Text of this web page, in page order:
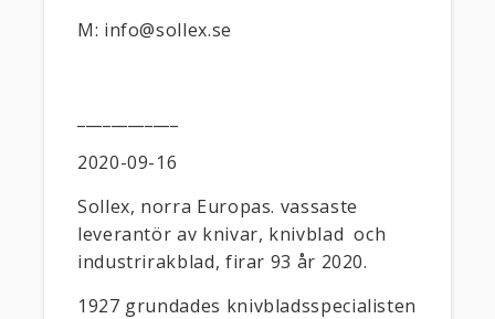
M: info@sollex.se
2020-09-16
Sollex, norra Europas. vassaste
leverantör av knivar, knivblad och
industrirakblad, firar 93 år 2020.
1927 grundades knivbladsspecialisten